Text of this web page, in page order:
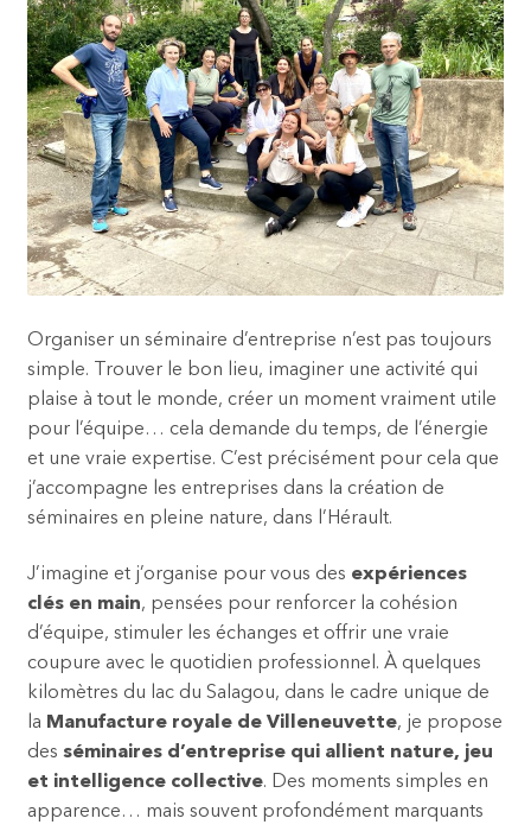
Organiser un séminaire d’entreprise n’est pas toujours
simple. Trouver le bon lieu, imaginer une activité qui
plaise à tout le monde, créer un moment vraiment utile
pour l’équipe… cela demande du temps, de l’énergie
et une vraie expertise. C’est précisément pour cela que
j’accompagne les entreprises dans la création de
séminaires en pleine nature, dans l’Hérault.
J’imagine et j’organise pour vous des expériences
clés en main, pensées pour renforcer la cohésion
d’équipe, stimuler les échanges et offrir une vraie
coupure avec le quotidien professionnel. À quelques
kilomètres du lac du Salagou, dans le cadre unique de
la Manufacture royale de Villeneuvette, je propose
des séminaires d’entreprise qui allient nature, jeu
et intelligence collective. Des moments simples en
apparence… mais souvent profondément marquants